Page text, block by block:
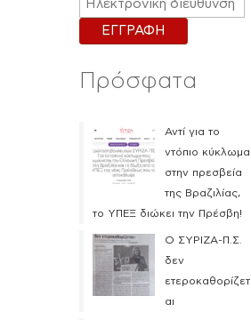
Πρόσφατα
Αντί για το
ντόπιο κύκλωμα
στην πρεσβεία
της Βραζιλίας,
το ΥΠΕΞ διώκει την Πρέσβη!
Ο ΣΥΡΙΖΑ-Π.Σ.
δεν
ετεροκαθορίζετ
αι